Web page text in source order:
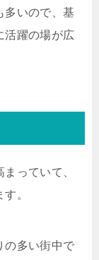
多いので、基
活躍の場が広
っていて、
。
の多い街中で